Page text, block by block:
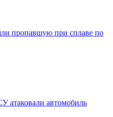
пропавшую при сплаве по
атаковали автомобиль